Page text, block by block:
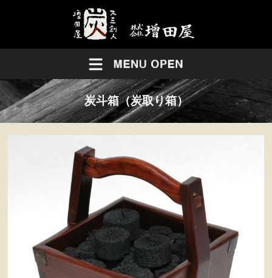
炭斗箱（炭取り箱）